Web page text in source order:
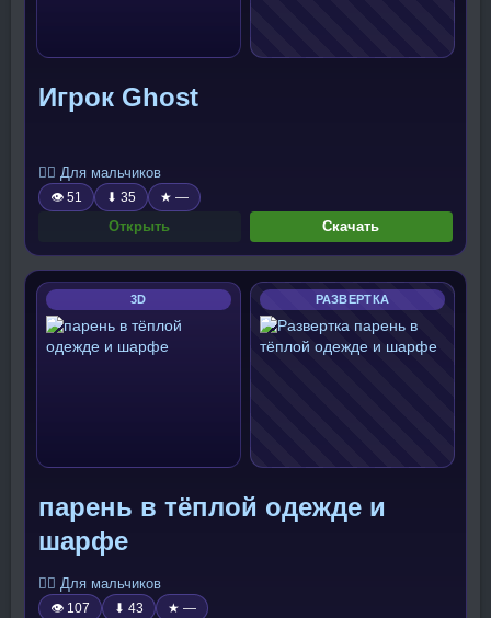
Игрок Ghost
🧍‍♂️ Для мальчиков
👁 51 ⬇ 35 ★ —
Открыть Скачать
3D РАЗВЕРТКА
парень в тёплой одежде и
шарфе
🧍‍♂️ Для мальчиков
👁 107 ⬇ 43 ★ —